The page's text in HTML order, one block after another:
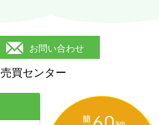
お問い合わせ
売買センター